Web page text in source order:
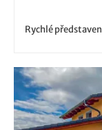
Rychlé